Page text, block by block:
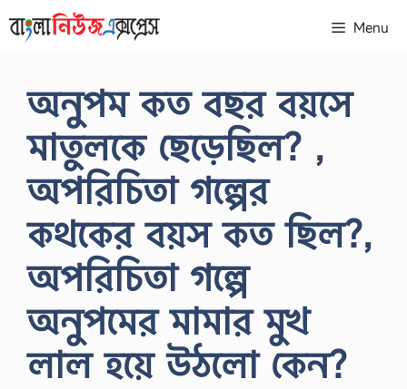
to
Menu
অনুপম কত বছর বয়সে
মাতুলকে ছেড়েছিল? ,
অপরিচিতা গল্পের
কথকের বয়স কত ছিল?,
অপরিচিতা গল্পে
অনুপমের মামার মুখ
লাল হয়ে উঠলো কেন?